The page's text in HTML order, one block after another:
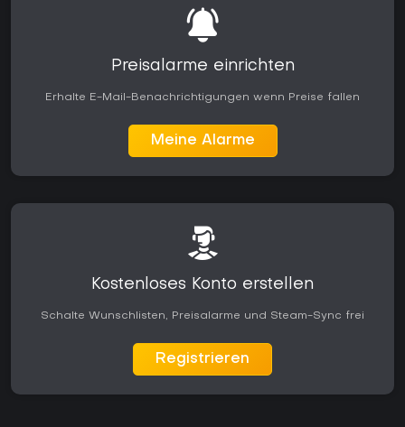
Preisalarme einrichten
Erhalte E-Mail-Benachrichtigungen wenn Preise fallen
Meine Alarme
Kostenloses Konto erstellen
Schalte Wunschlisten, Preisalarme und Steam-Sync frei
Registrieren